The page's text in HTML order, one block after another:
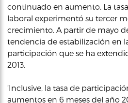
continuado en aumento. La
laboral experimentó su tercer
crecimiento. A partir de mayo
tendencia de estabilización en
participación que se ha
2013.
‘Inclusive, la tasa de
aumentos en 6 meses del año